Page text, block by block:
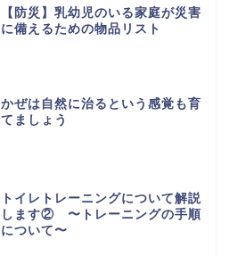
【防災】乳幼児のいる家庭が災害
に備えるための物品リスト
かぜは自然に治るという感覚も育
てましょう
トイレトレーニングについて解説
します② 〜トレーニングの手順
について〜